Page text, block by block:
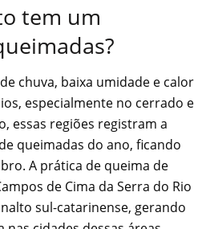
tem um
chuva, baixa umidade e calor
especialmente no cerrado e
essas regiões registram a
queimadas do ano, ficando
A prática de queima de
de Cima da Serra do Rio
sul-catarinense, gerando